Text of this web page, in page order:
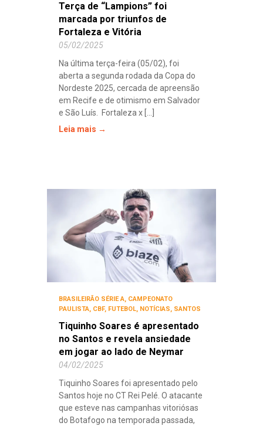
Terça de “Lampions” foi
marcada por triunfos de
Fortaleza e Vitória
05/02/2025
Na última terça-feira (05/02), foi
aberta a segunda rodada da Copa do
Nordeste 2025, cercada de apreensão
em Recife e de otimismo em Salvador
e São Luís. Fortaleza x [...]
Leia mais →
BRASILEIRÃO SÉRIE A, CAMPEONATO
PAULISTA, CBF, FUTEBOL, NOTÍCIAS, SANTOS
Tiquinho Soares é apresentado
no Santos e revela ansiedade
em jogar ao lado de Neymar
04/02/2025
Tiquinho Soares foi apresentado pelo
Santos hoje no CT Rei Pelé. O atacante
que esteve nas campanhas vitoriósas
do Botafogo na temporada passada,